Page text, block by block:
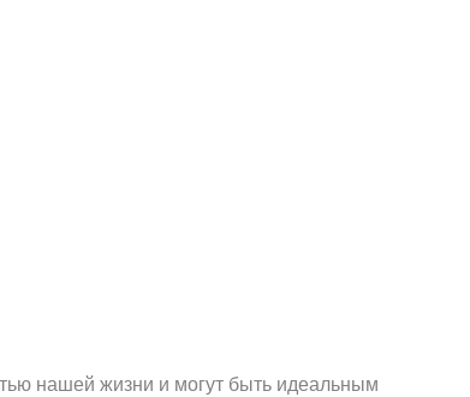
нашей жизни и могут быть идеальным